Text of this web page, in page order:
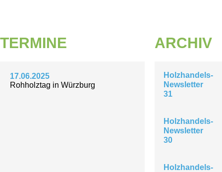
TERMINE ARCHIV
17.06.2025
Rohholztag in Würzburg
Holzhandels-
Newsletter
31
Holzhandels-
Newsletter
30
Holzhandels-